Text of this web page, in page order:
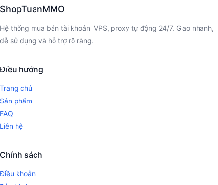
ShopTuanMMO
Hệ thống mua bán tài khoản, VPS, proxy tự động 24/7. Giao nhanh,
dễ sử dụng và hỗ trợ rõ ràng.
Điều hướng
Trang chủ
Sản phẩm
FAQ
Liên hệ
Chính sách
Điều khoản